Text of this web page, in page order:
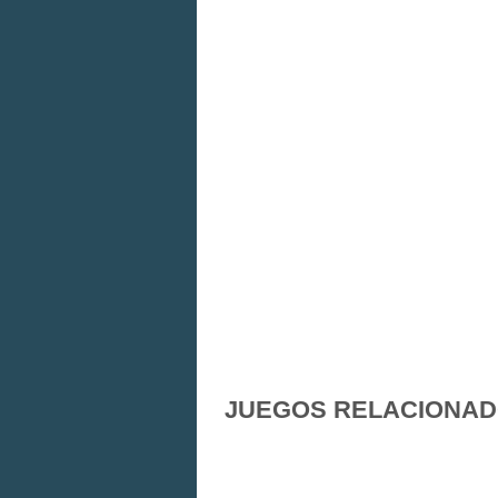
JUEGOS